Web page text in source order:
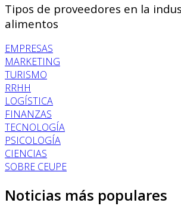
Tipos de proveedores en la
alimentos
EMPRESAS
MARKETING
TURISMO
RRHH
LOGÍSTICA
FINANZAS
TECNOLOGÍA
PSICOLOGÍA
CIENCIAS
SOBRE CEUPE
Noticias más populares